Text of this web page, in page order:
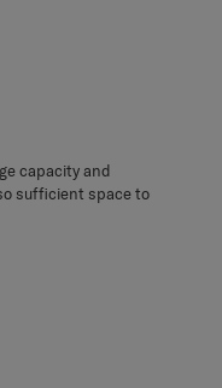
capacity and
sufficient space to